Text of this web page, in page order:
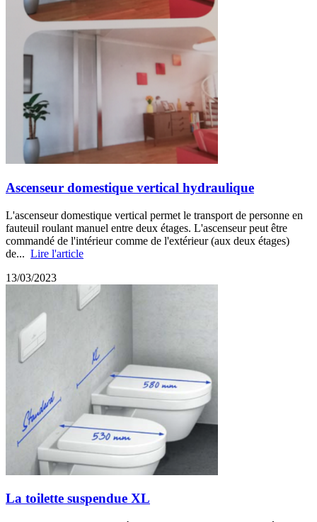
Ascenseur domestique vertical hydraulique
L'ascenseur domestique vertical permet le transport de personne en
fauteuil roulant manuel entre deux étages. L'ascenseur peut être
commandé de l'intérieur comme de l'extérieur (aux deux étages)
de... Lire l'article
13/03/2023
La toilette suspendue XL